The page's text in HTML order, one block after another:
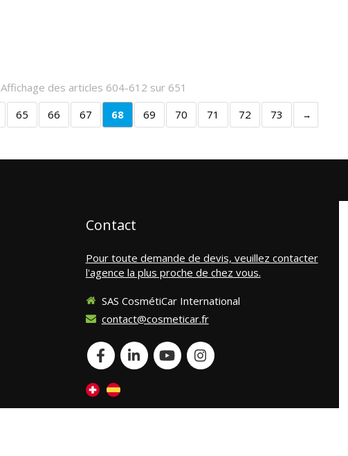
Affichage des articles 604-612 sur 651
65 66 67 68 69 70 71 72 73
Contact
Pour toute demande de devis, veuillez contacter
l'agence la plus proche de chez vous.
SAS CosmétiCar International
contact@cosmeticar.fr